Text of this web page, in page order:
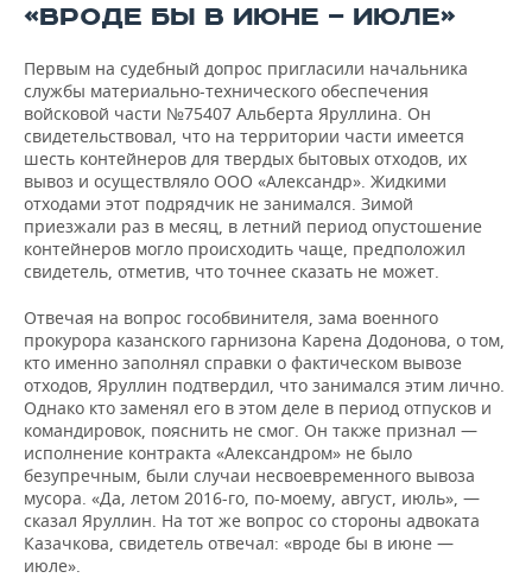
«ВРОДЕ БЫ В ИЮНЕ — ИЮЛЕ»
Первым на судебный допрос пригласили начальника
службы материально-технического обеспечения
войсковой части №75407 Альберта Яруллина. Он
свидетельствовал, что на территории части имеется
шесть контейнеров для твердых бытовых отходов, их
вывоз и осуществляло ООО «Александр». Жидкими
отходами этот подрядчик не занимался. Зимой
приезжали раз в месяц, в летний период опустошение
контейнеров могло происходить чаще, предположил
свидетель, отметив, что точнее сказать не может.
Отвечая на вопрос гособвинителя, зама военного
прокурора казанского гарнизона Карена Додонова, о том,
кто именно заполнял справки о фактическом вывозе
отходов, Яруллин подтвердил, что занимался этим лично.
Однако кто заменял его в этом деле в период отпусков и
командировок, пояснить не смог. Он также признал —
исполнение контракта «Александром» не было
безупречным, были случаи несвоевременного вывоза
мусора. «Да, летом 2016-го, по-моему, август, июль», —
сказал Яруллин. На тот же вопрос со стороны адвоката
Казачкова, свидетель отвечал: «вроде бы в июне —
июле».